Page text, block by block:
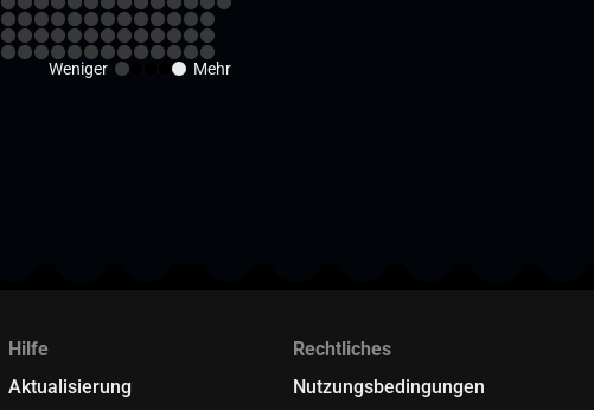
Weniger Mehr
Hilfe
Aktualisierung
Rechtliches
Nutzungsbedingungen